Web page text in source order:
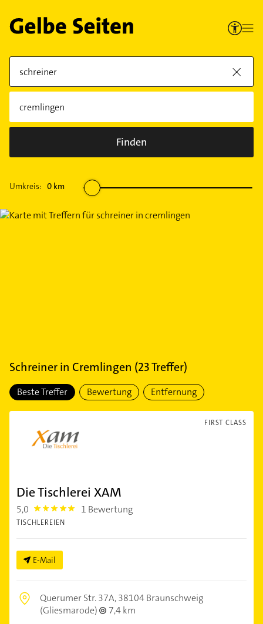
Finden
Umkreis: 0 km
Schreinerin Cremlingen (23Treffer)
Beste Treffer Bewertung Entfernung
FIRST CLASS
Die Tischlerei XAM
5,0 5.0 1 Bewertung
TISCHLEREIEN
E-Mail
Querumer Str. 37A,38104 Braunschweig
(Gliesmarode)
7,4 km